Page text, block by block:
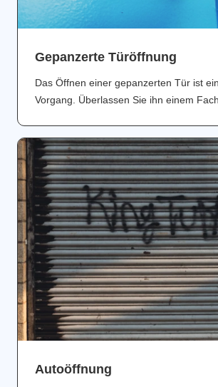
Gepanzerte Türöffnung
Das Öffnen einer gepanzerten Tür ist
Vorgang. Überlassen Sie ihn einem
Аutoöffnung